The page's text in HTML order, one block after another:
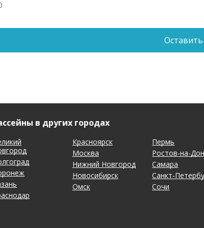
в других городах
Красноярск
Москва
Нижний Новгород
Новосибирск
Омск
Пермь
Ростов-на-
Самара
Санкт-
Сочи